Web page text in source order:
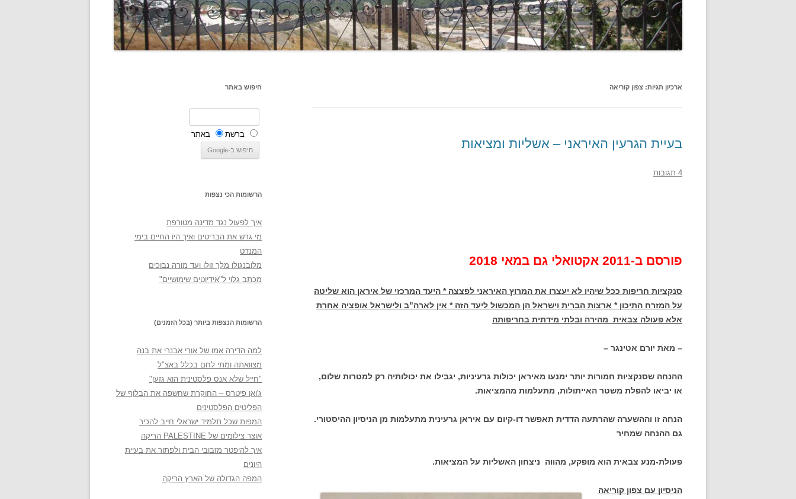
ארכיון תגיות: צפון קוריאה
בעיית הגרעין האיראני – אשליות ומציאות
4 תגובות
פורסם ב-2011 אקטואלי גם במאי 2018
סנקציות חריפות ככל שיהיו לא יעצרו את המרוץ האיראני לפצצה * היעד המרכזי של איראן הוא שליטה
על המזרח התיכון * ארצות הברית וישראל הן המכשול ליעד הזה * אין לארה"ב ולישראל אופציה אחרת
אלא פעולה צבאית מהירה ובלתי מידתית בחריפותה
– מאת יורם אטינגר –
ההנחה שסנקציות חמורות יותר ימנעו מאיראן יכולות גרעיניות, יגבילו את יכולותיה רק למטרות שלום,
או יביאו להפלת משטר האייתולות, מתעלמות מהמציאות.
הנחה זו וההשערה שהרתעה הדדית תאפשר דו-קיום עם איראן גרעינית מתעלמות מן הניסיון ההיסטורי.
גם ההנחה שמחיר
פעולת-מנע צבאית הוא מופקע, מהווה ניצחון האשליות על המציאות.
הניסיון עם צפון קוריאה
חיפוש באתר
ברשת באתר
הרשומות הכי נצפות
איך לפעול נגד מדינה מטורפת
מי גרש את הבריטים ואיך היו החיים בימי
המנדט
מלובנגולו מלך זולו ועד מורה נבוכים
מכתב גלוי ל"אידיוטים שימושיים"
הרשומות הנצפות ביותר (בכל הזמנים)
למה הדירה אמו של אורי אבנרי את בנה
מצוואתה ומתי לחם בכלל באצ"ל
"חייל שלא אנס פלסטינית הוא גזען"
ג'ואן פיטרס – החוקרת שחשפה את הבלוף של
הפליטים הפלסטינים
המפות שכל תלמיד ישראלי חייב להכיר
אוצר צילומים של PALESTINE הריקה
איך להיפטר מזבובי הבית ולפתור את בעיית
היונים
המפה הגדולה של הארץ הריקה